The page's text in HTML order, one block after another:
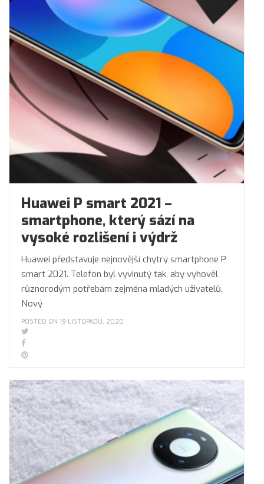
Huawei P smart 2021 –
smartphone, který sází na
vysoké rozlišení i výdrž
Huawei představuje nejnovější chytrý smartphone P
smart 2021. Telefon byl vyvinutý tak, aby vyhověl
různorodým potřebám zejména mladých uživatelů.
Nový
POSTED ON 19 LISTOPADU, 2020